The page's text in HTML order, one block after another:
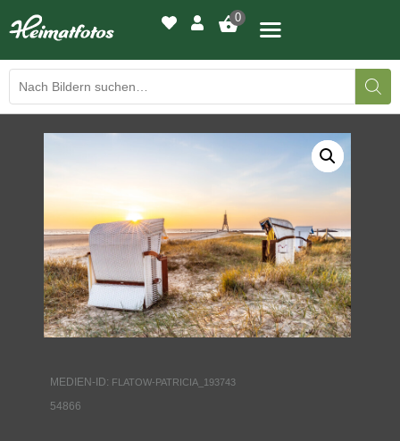
0
BILDERGALERIE
LED-LEUCHTBILDER
WIR DRUCKEN IHR BILD
AUSSTELLUNGEN
KONTAKT
MEDIEN-ID: FLATOW-PATRICIA_193743
54866